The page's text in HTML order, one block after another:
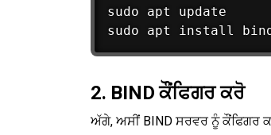
sudo apt update
2. BIND ਕੌਂਫਿਗਰ ਕਰੋ
ਅੱਗੇ, ਅਸੀਂ BIND ਸਰਵਰ ਨੂੰ ਕੌਂਫਿਗਰ